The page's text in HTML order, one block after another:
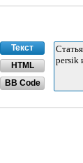
Текст
HTML
BB Code